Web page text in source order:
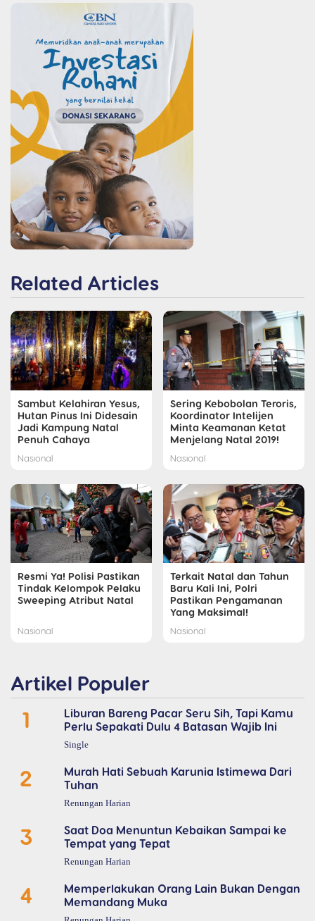
Related Articles
Sambut Kelahiran Yesus,
Hutan Pinus Ini Didesain
Jadi Kampung Natal
Penuh Cahaya
Nasional
Sering Kebobolan Teroris,
Koordinator Intelijen
Minta Keamanan Ketat
Menjelang Natal 2019!
Nasional
Resmi Ya! Polisi Pastikan
Tindak Kelompok Pelaku
Sweeping Atribut Natal
Nasional
Terkait Natal dan Tahun
Baru Kali Ini, Polri
Pastikan Pengamanan
Yang Maksimal!
Nasional
Artikel Populer
1
Liburan Bareng Pacar Seru Sih, Tapi Kamu
Perlu Sepakati Dulu 4 Batasan Wajib Ini
Single
2
Murah Hati Sebuah Karunia Istimewa Dari
Tuhan
Renungan Harian
3
Saat Doa Menuntun Kebaikan Sampai ke
Tempat yang Tepat
Renungan Harian
4
Memperlakukan Orang Lain Bukan Dengan
Memandang Muka